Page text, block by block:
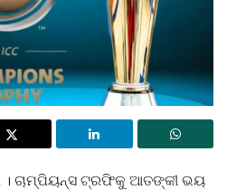
। ଚାମ୍ପିୟନ୍ସ ଟ୍ରଫିକୁ ଆତଙ୍କୀ ଭୟ